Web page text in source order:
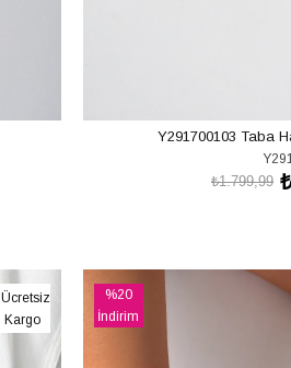
Y291700103 Taba
₺1.799,99
Ücretsiz
Kargo
%20
İndirim